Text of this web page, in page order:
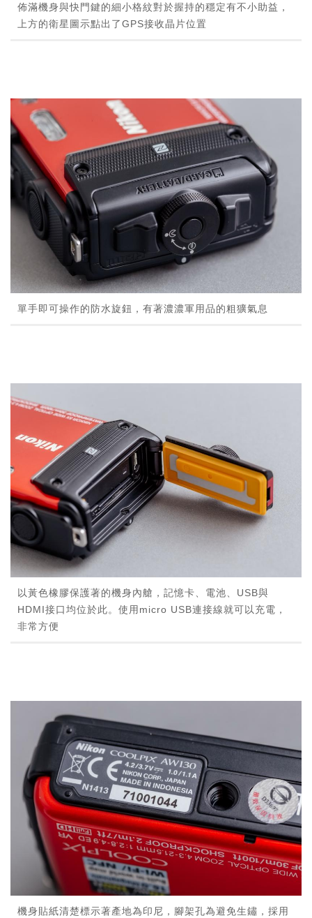
佈滿機身與快門鍵的細小格紋對於握持的穩定有不小助益，
上方的衛星圖示點出了GPS接收晶片位置
單手即可操作的防水旋鈕，有著濃濃軍用品的粗獷氣息
以黃色橡膠保護著的機身內艙，記憶卡、電池、USB與
HDMI接口均位於此。使用micro USB連接線就可以充電，
非常方便
機身貼紙清楚標示著產地為印尼，腳架孔為避免生鏽，採用